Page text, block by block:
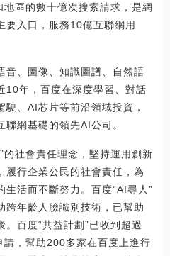
區的數十億次搜索請求，是網
要入口，服務10億互聯網用
音、圖像、知識圖譜、自然語
10年，百度在深度學習、對話
、AI芯片等前沿領域投資，
網基礎的領先AI公司。
的社會責任理念，堅持運用創新
履行企業公民的社會責任，為
活而不斷努力。百度“AI尋人”
跨年齡人臉識別技術，已幫助
百度“共益計劃”已收到超過
，幫助200多家在百度上進行